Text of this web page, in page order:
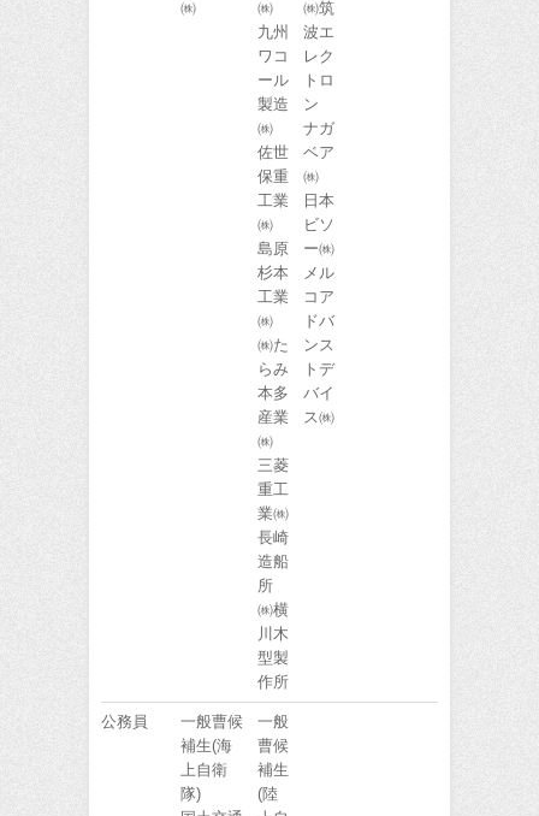
㈱
㈱
九州
ワコ
ール
製造
㈱
佐世
保重
工業
㈱
島原
杉本
工業
㈱
㈱た
らみ
本多
産業
㈱
三菱
重工
業㈱
長崎
造船
所
㈱横
川木
型製
作所
㈱筑
波エ
レク
トロ
ン
ナガ
ベア
㈱
日本
ビソ
ー㈱
メル
コア
ドバ
ンス
トデ
バイ
ス㈱
公務員
一般曹候
補生(海
上自衛
隊)
一般
曹候
補生
(陸